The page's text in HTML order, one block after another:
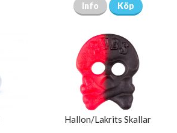
Info Köp
Hallon/Lakrits Skallar